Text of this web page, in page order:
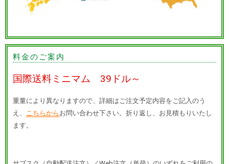
料金のご案内
国際送料ミニマム 39ドル～
重量により異なりますので、詳細はご注文予定内容をご記入のう
え、
こちらから お問い合わせ下さい。折り返し、お見積もりいたし
ます。